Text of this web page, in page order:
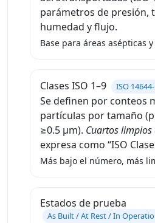
parámetros de presión,
humedad y flujo.
Base para áreas asépticas
Clases ISO 1–9 ISO
Se definen por conteos
partículas por tamaño
≥0.5 μm). Cuartos
expresa como “ISO Clase
Más bajo el número, más
Estados de prueba
As Built / At Rest / In